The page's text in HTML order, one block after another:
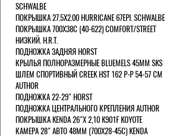
SCHWALBE
ПОКРЫШКА 27.5X2.00 HURRICANE 67EPI. SCHWALBE
ПОКРЫШКА 700X38С (40-622) COMFORT/STREET
НИЗКИЙ. H.R.T.
ПОДНОЖКА ЗАДНЯЯ HORST
КРЫЛЬЯ ПОЛНОРАЗМЕРНЫЕ BLUEMELS 45MM SKS
ШЛЕМ СПОРТИВНЫЙ CREEK HST 162 Р-Р 54-57 СМ
AUTHOR
ПОДНОЖКА 22-29" HORST
ПОДНОЖКА ЦЕНТРАЛЬНОГО КРЕПЛЕНИЯ AUTHOR
ПОКРЫШКА KENDA 26"Х 2,10 K901F KOYOTE
КАМЕРА 28" АВТО 48ММ (700Х28-45С) KENDA